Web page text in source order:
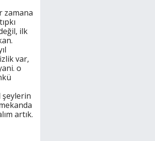
zamana
ilk
var,
o
şeylerin
artık.